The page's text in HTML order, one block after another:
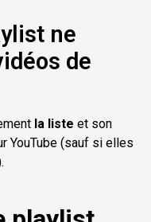
ne
de
la liste et son
YouTube (sauf si elles